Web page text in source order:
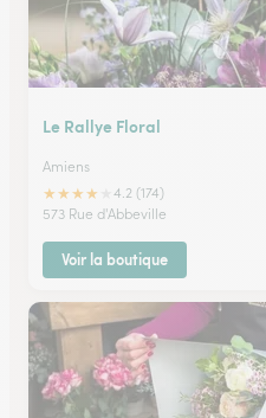
Le Rallye Floral
Amiens
★★★★
4.2 (174)
573 Rue d'Abbeville
Voir la boutique